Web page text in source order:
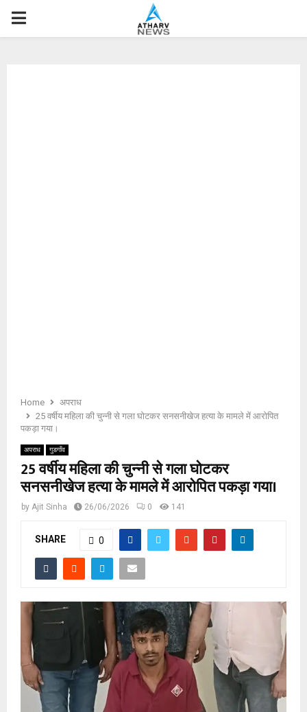
P
Home
अपराध
25 वर्षीय महिला की चुन्नी से गला घोटकर सनसनीखेज हत्या के मामले में आरोपित
पकड़ा गया।
अपराध गुडगाँव
25 वर्षीय महिला की चुन्नी से गला घोटकर
सनसनीखेज हत्या के मामले में आरोपित पकड़ा गया।
by Ajit Sinha 26/06/2026 0 141
SHARE 0